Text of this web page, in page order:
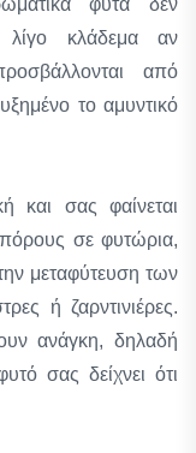
φυτά δεν
λίγο κλάδεμα αν
από
το αμυντικό
και σας φαίνεται
σε φυτώρια,
μεταφύτευση των
ή ζαρντινιέρες.
ανάγκη, δηλαδή
σας δείχνει ότι